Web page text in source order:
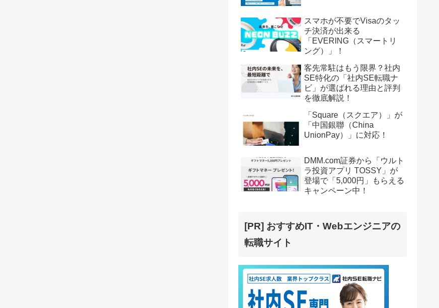
スマホが不要でVisaのタッ
チ決済が出来る
「EVERING（スマートリ
ング）」！
客先常駐はもう限界？社内
SE特化の「社内SE転職ナ
ビ」が選ばれる理由と評判
を徹底解説！
「Square（スクエア）」が
「中国銀聯（China
UnionPay）」に対応！
DMM.com証券から「ウルト
ラ投資アプリ TOSSY」が
登場で「5,000円」もらえる
キャンペーン中！
[PR] おすすめIT・Webエンジニアの
転職サイト